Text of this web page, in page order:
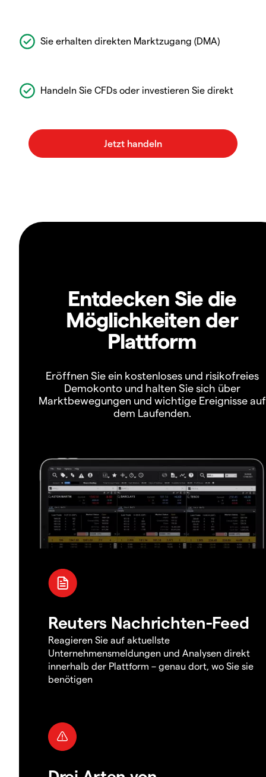
Sie erhalten direkten Marktzugang (DMA)
Handeln Sie CFDs oder investieren Sie direkt
Entdecken Sie die
Möglichkeiten der
Plattform
Eröffnen Sie ein kostenloses und risikofreies
Demokonto und halten Sie sich über
Marktbewegungen und wichtige Ereignisse auf
dem Laufenden.
Reuters Nachrichten-Feed
Reagieren Sie auf aktuellste
Unternehmensmeldungen und Analysen direkt
innerhalb der Plattform – genau dort, wo Sie sie
benötigen